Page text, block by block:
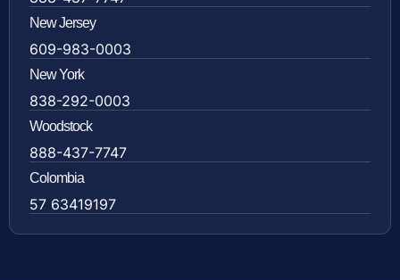
New Jersey
609-983-0003
New York
838-292-0003
Woodstock
888-437-7747
Colombia
57 63419197